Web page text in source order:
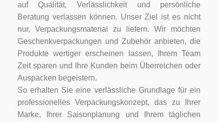
auf Qualität, Verlässlichkeit und persönliche
Beratung verlassen können. Unser Ziel ist es nicht
nur, Verpackungsmaterial zu liefern. Wir möchten
Geschenkverpackungen und Zubehör anbieten, die
Produkte wertiger erscheinen lassen, Ihrem Team
Zeit sparen und Ihre Kunden beim Überreichen oder
Auspacken begeistern.
So erhalten Sie eine verlässliche Grundlage für ein
professionelles Verpackungskonzept, das zu Ihrer
Marke, Ihrer Saisonplanung und Ihrem täglichen